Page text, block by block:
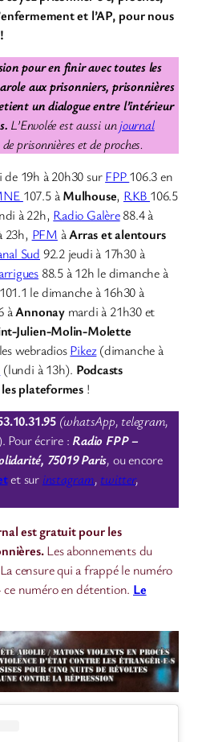
et l’AP, pour nous
pour en finir avec toutes les
aux prisonniers, prisonnières
un dialogue entre l’intérieur
L’Envolée est aussi unjournal
prisonnières et de proches.
19h à 20h30 surFPP106.3 en
107.5 àMulhouse, RKB 106.5
à 22h, Radio Galère88.4 à
23h, PFM àArras et alentours
Sud 92.2 jeudi à 17h30 à
88.5 à 12h le dimanche à
101.1 le dimanche à 16h30 à
àAnnonay mardi à 21h30 et
Julien-Molin-Molette
webradiosPikez(dimanche à
(lundi à 13h). Podcasts
plateformes !
(whatsApp, telegram,
Pour écrire : Radio FPP –
75019 Paris, ou encore
et sur instagram, twitter,
est gratuit pour les
Les abonnements du
censure qui a frappé le numéro
ce numéro en détention. Le